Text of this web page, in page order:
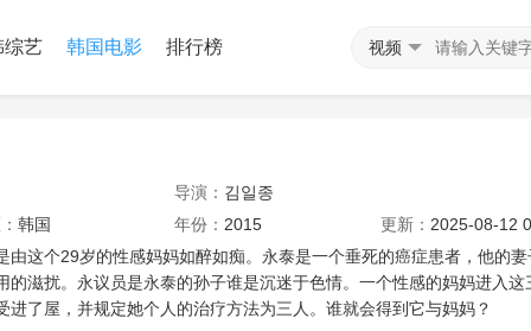
综艺 韩国电影 排行榜 视频
导演： 김일종
韩国 年份： 2015 更新： 2025-08-12
由这个29岁的性感妈妈如醉如痴。永泰是一个垂死的癌症患者，他的
的滋扰。永议员是永泰的孙子谁是沉迷于色情。一个性感的妈妈进入这
进了屋，并规定她个人的治疗方法为三人。谁就会得到它与妈妈？